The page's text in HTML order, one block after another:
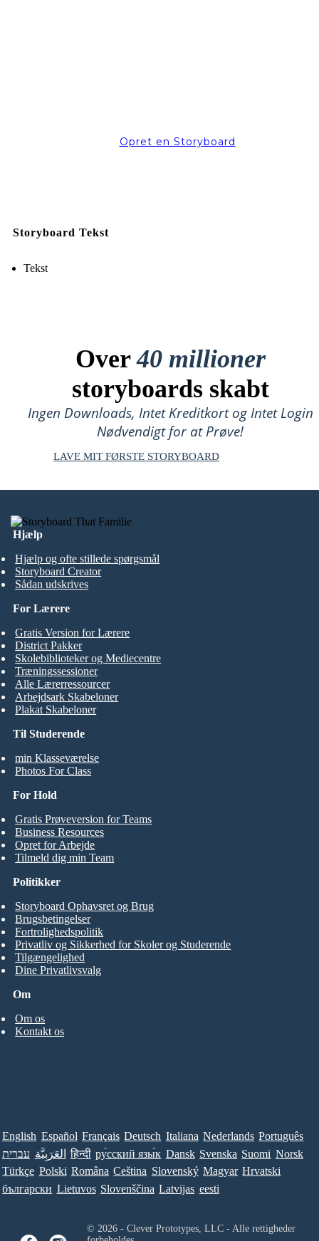
Opret en Storyboard
Storyboard Tekst
Tekst
Over40 millioner
storyboards skabt
Ingen Downloads, Intet Kreditkort og Intet Login
Nødvendigt for at Prøve!
LAVE MIT FØRSTE STORYBOARD
Hjælp
Hjælp og ofte stillede spørgsmål
Storyboard Creator
Sådan udskrives
Til Studerende
min Klasseværelse
Photos For Class
For Lærere
Gratis Version for Lærere
District Pakker
Skolebiblioteker og Mediecentre
Træningssessioner
Alle Lærerressourcer
Arbejdsark Skabeloner
Plakat Skabeloner
For Hold
Gratis Prøveversion for Teams
Business Resources
Opret for Arbejde
Tilmeld dig min Team
Om
Om os
Kontakt os
Politikker
Storyboard Ophavsret og Brug
Brugsbetingelser
Fortrolighedspolitik
Privatliv og Sikkerhed for Skoler og Studerende
Tilgængelighed
Dine Privatlivsvalg
English Español Français Deutsch Italiana Nederlands Português
עברית العَرَبِيَّة हिन्दी ру́сский язы́к Dansk Svenska Suomi Norsk
Türkçe Polski Româna Ceština Slovenský Magyar Hrvatski
български Lietuvos Slovenščina Latvijas eesti
© 2026 - Clever Prototypes, LLC - Alle rettigheder